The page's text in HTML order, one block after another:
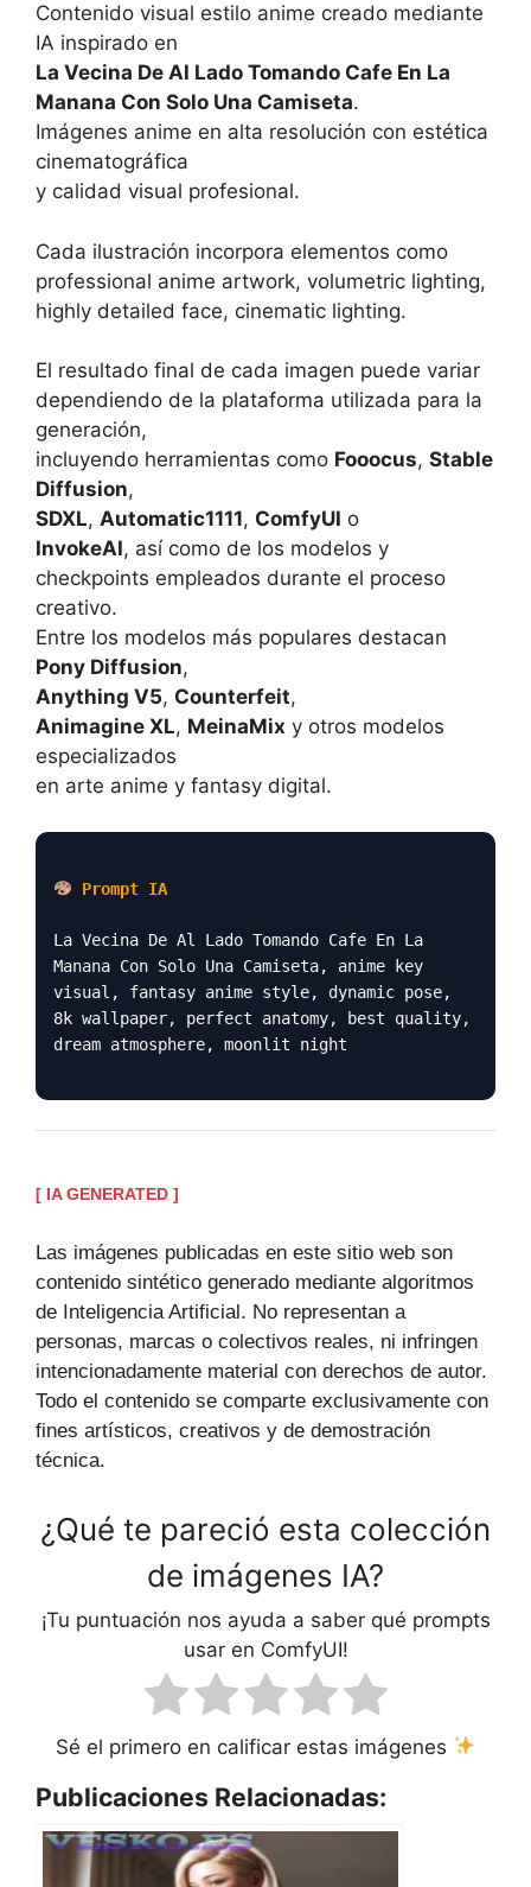
Contenido visual estilo anime creado mediante
IA inspirado en
La Vecina De Al Lado Tomando Cafe En La
Manana Con Solo Una Camiseta.
Imágenes anime en alta resolución con estética
cinematográfica
y calidad visual profesional.
Cada ilustración incorpora elementos como
professional anime artwork, volumetric lighting,
highly detailed face, cinematic lighting.
El resultado final de cada imagen puede variar
dependiendo de la plataforma utilizada para la
generación,
incluyendo herramientas como Fooocus, Stable
Diffusion,
SDXL, Automatic1111, ComfyUI o
InvokeAI, así como de los modelos y
checkpoints empleados durante el proceso
creativo.
Entre los modelos más populares destacan
Pony Diffusion,
Anything V5, Counterfeit,
Animagine XL, MeinaMix y otros modelos
especializados
en arte anime y fantasy digital.
Prompt IA
La Vecina De Al Lado Tomando Cafe En La
Manana Con Solo Una Camiseta, anime key
visual, fantasy anime style, dynamic pose,
8k wallpaper, perfect anatomy, best quality,
dream atmosphere, moonlit night
[ IA GENERATED ]
Las imágenes publicadas en este sitio web son
contenido sintético generado mediante algoritmos
de Inteligencia Artificial. No representan a
personas, marcas o colectivos reales, ni infringen
intencionadamente material con derechos de autor.
Todo el contenido se comparte exclusivamente con
fines artísticos, creativos y de demostración
técnica.
¿Qué te pareció esta colección
de imágenes IA?
¡Tu puntuación nos ayuda a saber qué prompts
usar en ComfyUI!
Sé el primero en calificar estas imágenes
Publicaciones Relacionadas: